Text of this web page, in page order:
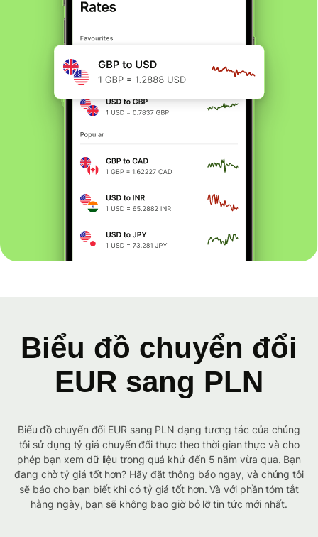
Biểu đồ chuyển đổi
EUR sang PLN
Biểu đồ chuyển đổi EUR sang PLN dạng tương tác của chúng
tôi sử dụng tỷ giá chuyển đổi thực theo thời gian thực và cho
phép bạn xem dữ liệu trong quá khứ đến 5 năm vừa qua. Bạn
đang chờ tỷ giá tốt hơn? Hãy đặt thông báo ngay, và chúng tôi
sẽ báo cho bạn biết khi có tỷ giá tốt hơn. Và với phần tóm tắt
hằng ngày, bạn sẽ không bao giờ bỏ lỡ tin tức mới nhất.